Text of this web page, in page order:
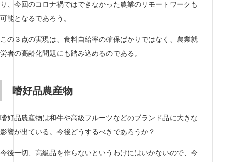
り、今回のコロナ禍ではできなかった農業のリモートワークも
可能となるであろう。
この３点の実現は、食料自給率の確保ばかりではなく、農業就
労者の高齢化問題にも踏み込めるのである。
嗜好品農産物
嗜好品農産物は和牛や高級フルーツなどのブランド品に大きな
影響が出ている。今後どうするべきであろうか？
今後一切、高級品を作らないというわけにはいかないので、今